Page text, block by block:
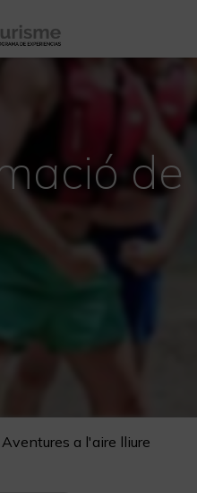
a l'aire lliure